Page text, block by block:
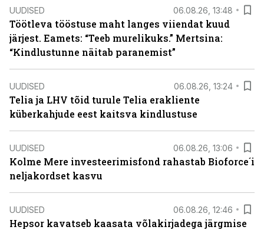
UUDISED 06.08.26, 13:48
Töötleva tööstuse maht langes viiendat kuud
järjest. Eamets: “Teeb murelikuks.” Mertsina:
“Kindlustunne näitab paranemist”
UUDISED 06.08.26, 13:24
Telia ja LHV tõid turule Telia erakliente
küberkahjude eest kaitsva kindlustuse
UUDISED 06.08.26, 13:06
Kolme Mere investeerimisfond rahastab Bioforce´i
neljakordset kasvu
UUDISED 06.08.26, 12:46
Hepsor kavatseb kaasata võlakirjadega järgmise